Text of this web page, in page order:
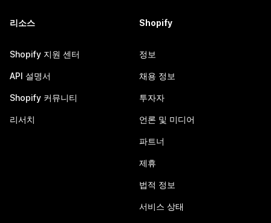
리소스
Shopify 지원 센터
API 설명서
Shopify 커뮤니티
리서치
Shopify
정보
채용 정보
투자자
언론 및 미디어
파트너
제휴
법적 정보
서비스 상태